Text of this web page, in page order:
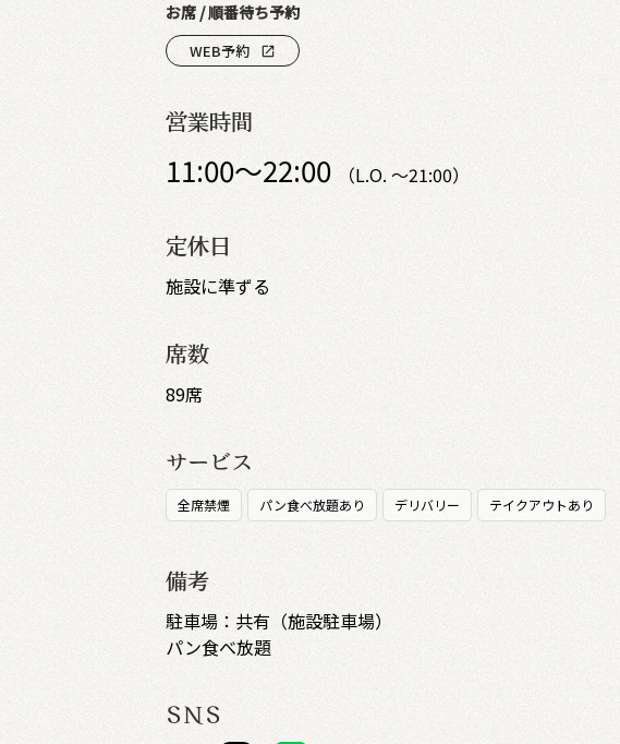
お席 / 順番待ち予約
WEB予約 open_in_new
営業時間
11:00～22:00 （L.O. ～21:00）
定休日
施設に準ずる
席数
89席
サービス
全席禁煙 パン食べ放題あり デリバリー テイクアウトあり
備考
駐車場：共有（施設駐車場）
パン食べ放題
SNS